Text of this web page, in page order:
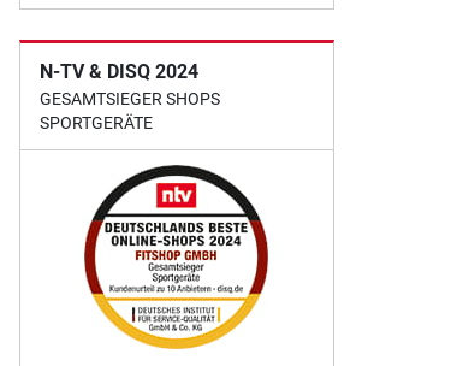
N-TV & DISQ 2024
GESAMTSIEGER SHOPS
SPORTGERÄTE